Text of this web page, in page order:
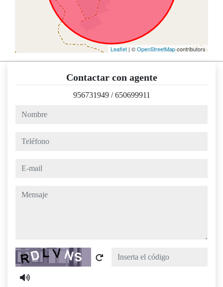
Leaflet | ©OpenStreetMapcontributors
Contactar con agente
956731949 /650699911
nombre
teléfono
e-mail
mensaje
Captcha